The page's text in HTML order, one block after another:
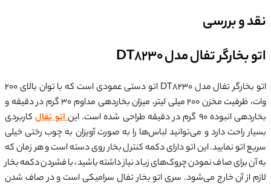
نقد و بررسی
اتو بخارگر تفال مدل DT8230
اتو بخارگر تفال مدل DT8230 اتو دستی عمودی است که با توان بالای 200
وات، ظرفیت مخزن 200 میلی لیتر، میزان بخاردهی مداوم 30 گرم در دقیقه و
بخاردهی انبوده 90 گرم در دقیقه طراحی شده است. این
اتو تفالکاربردی
بسیار راحت دارد و می‌توانید لباس‌ها را به صورت آویزان به چوب رختی خیلی
سریع اتو نمایید. این اتو دارای دکمه کنترل بخار روی دسته است و هر زمان که
به آن برای صاف نمودن چروک‌های زیاد نیاز داشته باشید، با فشردن دکمه بخار
لازم از آن خارج می‌شود. سری اتو بخار تفال سرامیکی است و در صاف شدن